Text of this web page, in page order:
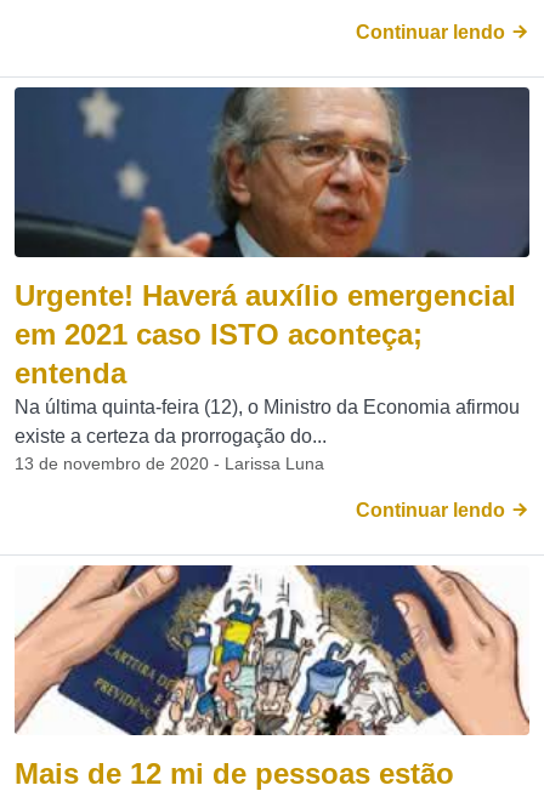
Continuar lendo
Urgente! Haverá auxílio emergencial
em 2021 caso ISTO aconteça;
entenda
Na última quinta-feira (12), o Ministro da Economia afirmou
existe a certeza da prorrogação do...
13 de novembro de 2020 - Larissa Luna
Continuar lendo
Mais de 12 mi de pessoas estão